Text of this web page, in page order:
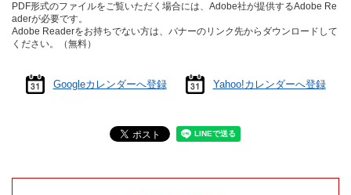
PDF形式のファイルをご覧いただく場合には、Adobe社が提供するAdobe Re
aderが必要です。
Adobe Readerをお持ちでない方は、バナーのリンク先からダウンロードして
ください。（無料）
Googleカレンダーへ登録 Yahoo!カレンダーへ登録